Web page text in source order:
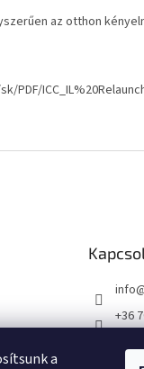
a
az otthon
info
+36